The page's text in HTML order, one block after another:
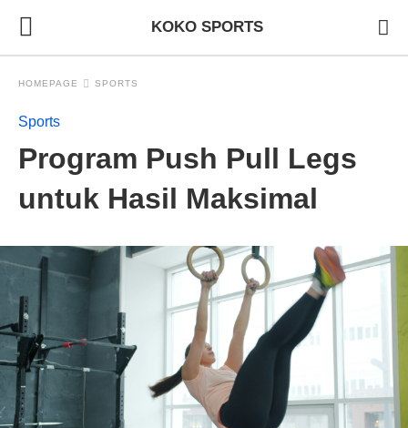
KOKO SPORTS
HOMEPAGE SPORTS
Sports
Program Push Pull Legs
untuk Hasil Maksimal